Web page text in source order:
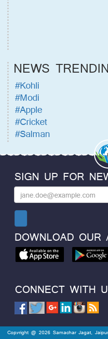
NEWS
#Kohli
#Modi
#Apple
#Cricket
#Salman
SIGN UP FOR
DOWNLOAD OUR
CONNECT WITH
Copyright @ 2026 Samachar Jagat,